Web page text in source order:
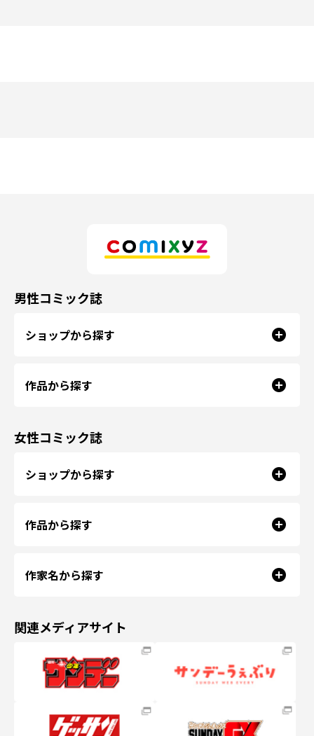
男性コミック誌
ショップから探す
作品から探す
女性コミック誌
ショップから探す
作品から探す
作家名から探す
関連メディアサイト